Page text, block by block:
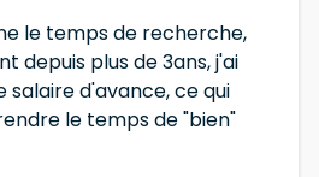
le temps de recherche,
depuis plus de 3ans, j'ai
salaire d'avance, ce qui
le temps de "bien"